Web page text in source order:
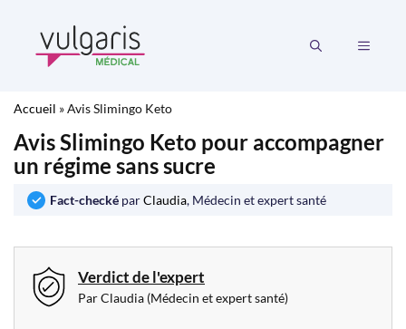
contenu
MENU
Accueil »Avis Slimingo Keto
Avis Slimingo Keto pour accompagner
un régime sans sucre
Fact-checké parClaudia, Médecin et expert santé
Verdict de l'expert
Par Claudia (Médecin et expert santé)